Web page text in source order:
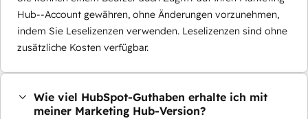
Hub--Account gewähren, ohne Änderungen vorzunehmen,
indem Sie Leselizenzen verwenden. Leselizenzen sind ohne
zusätzliche Kosten verfügbar.
Wie viel HubSpot-Guthaben erhalte ich mit
meiner Marketing Hub-Version?